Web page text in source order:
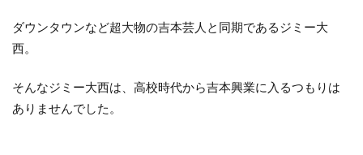
ダウンタウンなど超大物の吉本芸人と同期であるジミー大
西。
そんなジミー大西は、高校時代から吉本興業に入るつもりは
ありませんでした。